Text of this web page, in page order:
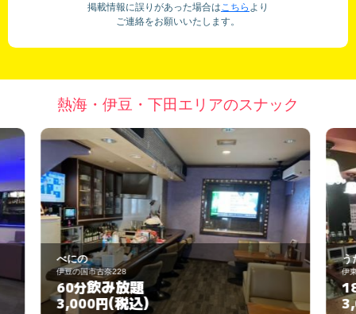
掲載情報に誤りがあった場合はこちら より
ご連絡をお願いいたします。
熱海・伊豆・下田エリアのスナック
うたや とら
伊東市宇佐美1652
180分飲み放題
3,000円(税込)